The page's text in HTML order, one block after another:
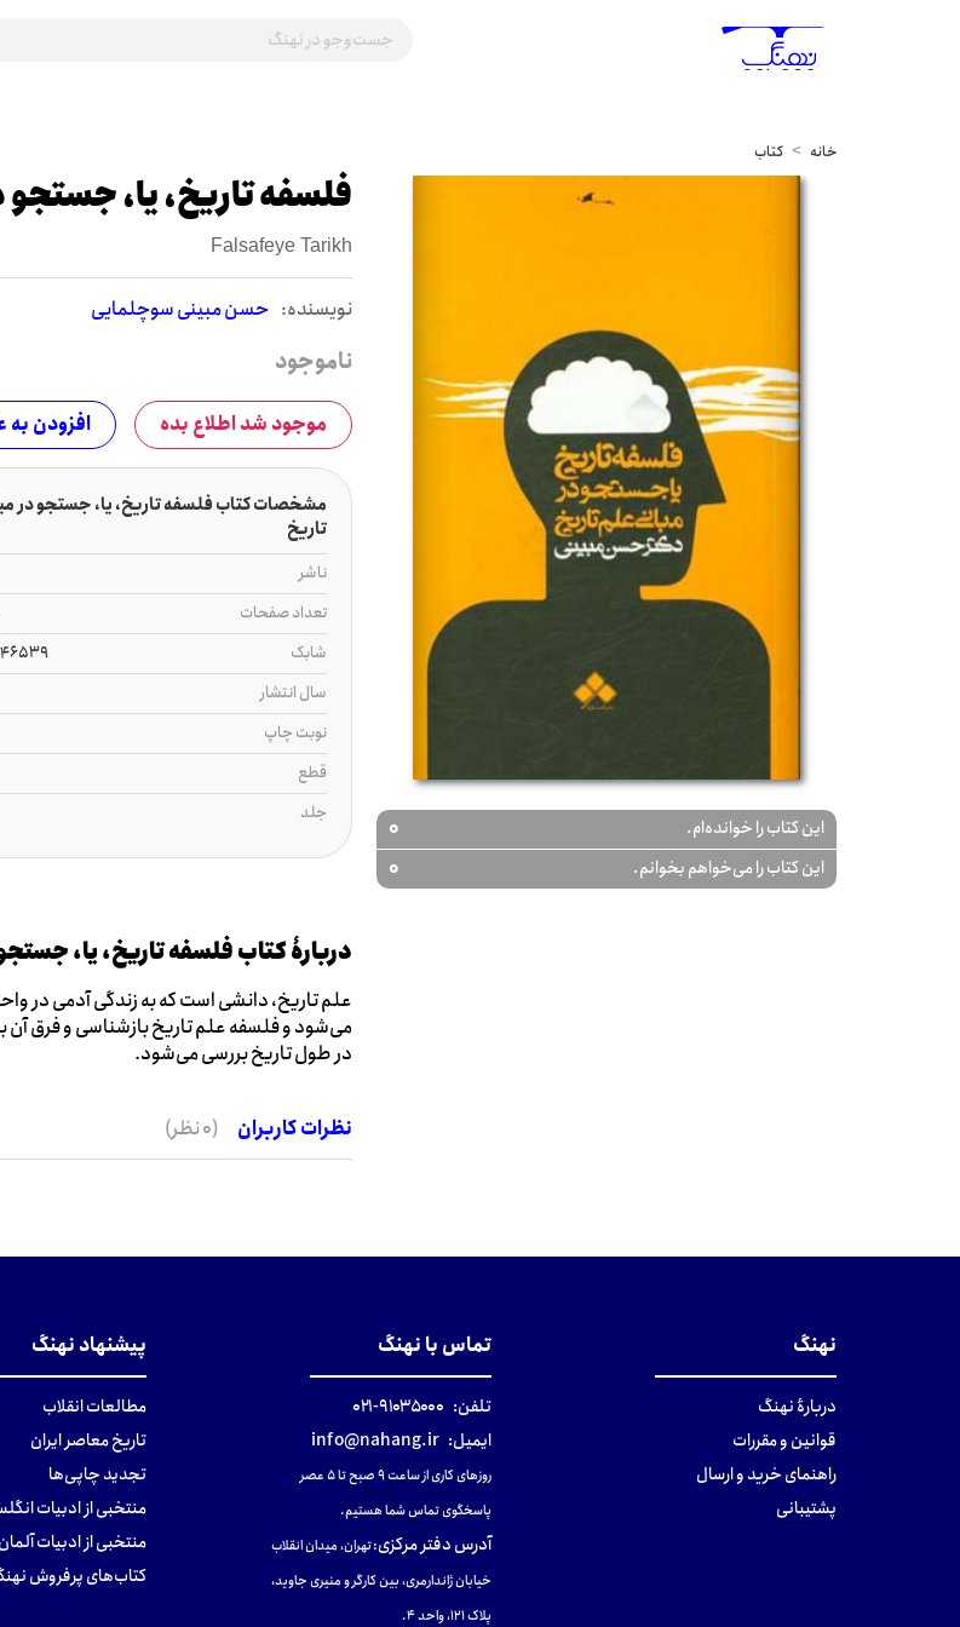
خانه کتاب
این کتاب را خوانده‌ام. 0
این کتاب را می‌خواهم بخوانم. 0
فلسفه تاریخ، یا، جستجو
Falsafeye Tarikh
نويسنده: حسن مبینی سوچلمایی
ناموجود
موجود شد اطلاع بده افزودن به
مشخصات کتاب فلسفه تاریخ، یا، جستجو در
تاریخ
ناشر
تعداد صفحات
شابک
سال انتشار
نوبت چاپ
قطع
جلد
دربارۀ کتاب فلسفه تاریخ، یا،
علم تاریخ، دانشی است که به زندگی آدمی در
می‌شود و فلسفه علم تاریخ بازشناسی و فرق
در طول تاریخ بررسی می‌شود.
نظرات کاربران (0 نظر)
نهنگ
دربارهٔ نهنگ
قوانین و مقررات
راهنمای خرید و ارسال
پشتیبانی
تماس با نهنگ
تلفن: ۹۱۰۳۵۰۰۰-۰۲۱
ایمیل: info@nahang.ir
روزهای کاری از ساعت ۹ صبح تا ۵ عصر
پاسخگوی تماس شما هستیم.
آدرس دفتر مرکزی:تهران، میدان انقلاب
خیابان ژاندارمری، بین کارگر و منیری جاوید،
پلاک 121، واحد ۴.
پیشنهاد نهنگ
مطالعات انقلاب
تاریخ معاصر ایران
تجدید چاپی‌ها
منتخبی از ادبیات
منتخبی از ادبیات آلمان
کتاب‌های پرفروش